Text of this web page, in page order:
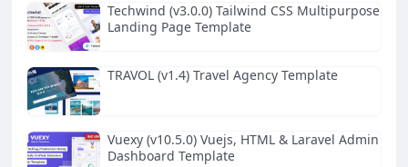
Techwind (v3.0.0) Tailwind CSS Multipurpose
Landing Page Template
TRAVOL (v1.4) Travel Agency Template
Vuexy (v10.5.0) Vuejs, HTML & Laravel Admin
Dashboard Template